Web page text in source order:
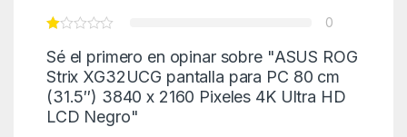
0
Sé el primero en opinar sobre "ASUS ROG
Strix XG32UCG pantalla para PC 80 cm
(31.5″) 3840 x 2160 Pixeles 4K Ultra HD
LCD Negro"